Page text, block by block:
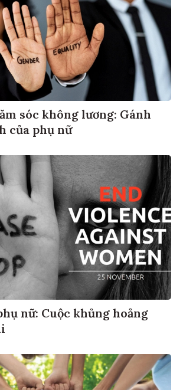
sóc không lương: Gánh
của phụ nữ
nữ: Cuộc khủng hoảng